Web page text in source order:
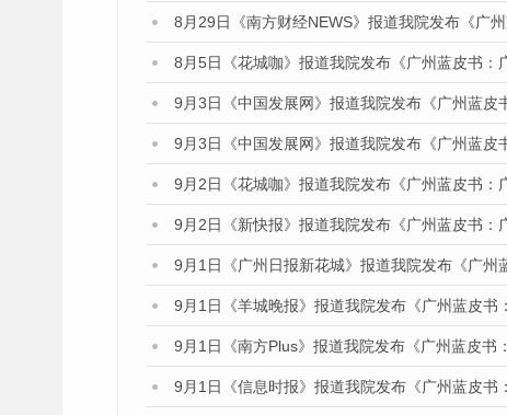
8月29日《南方财经NEWS》报道我院发布《广
8月5日《花城咖》报道我院发布《广州蓝皮书
9月3日《中国发展网》报道我院发布《广州蓝
9月3日《中国发展网》报道我院发布《广州蓝
9月2日《花城咖》报道我院发布《广州蓝皮书
9月2日《新快报》报道我院发布《广州蓝皮书
9月1日《广州日报新花城》报道我院发布《广
9月1日《羊城晚报》报道我院发布《广州蓝皮
9月1日《南方Plus》报道我院发布《广州蓝皮
9月1日《信息时报》报道我院发布《广州蓝皮